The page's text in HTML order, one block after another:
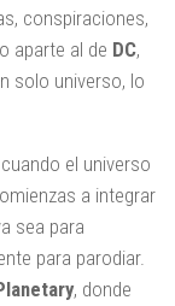
conspiraciones,
aparte al de DC,
solo universo, lo
el universo
a integrar
sea para
para parodiar.
, donde